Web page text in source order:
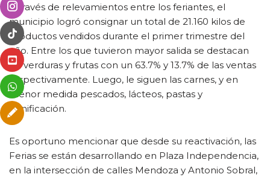
A través de relevamientos entre los feriantes, el
municipio logró consignar un total de 21.160 kilos de
productos vendidos durante el primer trimestre del
año. Entre los que tuvieron mayor salida se destacan
las verduras y frutas con un 63.7% y 13.7% de las ventas
respectivamente. Luego, le siguen las carnes, y en
menor medida pescados, lácteos, pastas y
panificación.
Es oportuno mencionar que desde su reactivación, las
Ferias se están desarrollando en Plaza Independencia,
en la intersección de calles Mendoza y Antonio Sobral,